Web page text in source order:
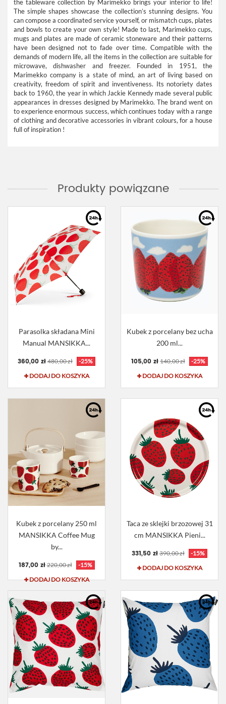
the tableware collection by Marimekko brings your interior to life!
The simple shapes showcase the collection’s stunning designs. You
can compose a coordinated service yourself, or mismatch cups, plates
and bowls to create your own style! Made to last, Marimekko cups,
mugs and plates are made of ceramic stoneware and their patterns
have been designed not to fade over time. Compatible with the
demands of modern life, all the items in the collection are suitable for
microwave, dishwasher and freezer. Founded in 1951, the
Marimekko company is a state of mind, an art of living based on
creativity, freedom of spirit and inventiveness. Its notoriety dates
back to 1960, the year in which Jackie Kennedy made several public
appearances in dresses designed by Marimekko. The brand went on
to experience enormous success, which continues today with a range
of clothing and decorative accessories in vibrant colours, for a house
full of inspiration !
Produkty powiązane
Parasolka składana Mini
Manual MANSIKKA...
360,00 zł 480,00 zł
-25%
DODAJ DO KOSZYKA
Kubek z porcelany bez ucha
200 ml...
105,00 zł 140,00 zł
-25%
DODAJ DO KOSZYKA
Kubek z porcelany 250 ml
MANSIKKA Coffee Mug
by...
187,00 zł 220,00 zł
-15%
DODAJ DO KOSZYKA
Taca ze sklejki brzozowej 31
cm MANSIKKA Pieni...
331,50 zł 390,00 zł
-15%
DODAJ DO KOSZYKA